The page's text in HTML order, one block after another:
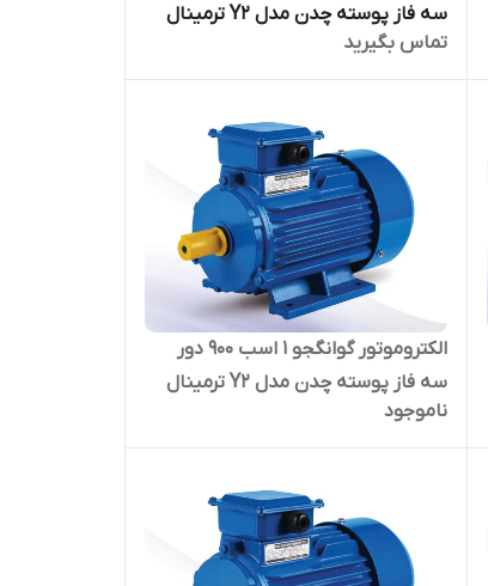
سه فاز پوسته چدن مدل Y2 ترمینال
بالا
تماس بگیرید
الکتروموتور گوانگجو 1 اسب 900 دور
سه فاز پوسته چدن مدل Y2 ترمینال
بالا
ناموجود